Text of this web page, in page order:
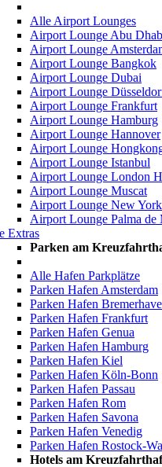
Alle Airport Lounges
Airport Lounge Abu
Airport Lounge
Airport Lounge Bangkok
Airport Lounge Dubai
Airport Lounge
Airport Lounge Frankfurt
Airport Lounge Hamburg
Airport Lounge Hannover
Airport Lounge
Airport Lounge Istanbul
Airport Lounge London
Airport Lounge Muscat
Airport Lounge New York
Airport Lounge Palma de
Extras
Parken am
Alle Hafen Parkplätze
Parken Hafen Amsterdam
Parken Hafen
Parken Hafen Frankfurt
Parken Hafen Genua
Parken Hafen Hamburg
Parken Hafen Kiel
Parken Hafen Köln-Bonn
Parken Hafen Passau
Parken Hafen Rom
Parken Hafen Savona
Parken Hafen Venedig
Parken Hafen Rostock-
Hotels am